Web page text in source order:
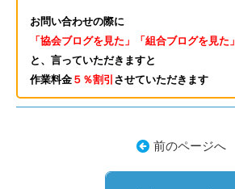
お問い合わせの際に
「協会ブログを見た」「組合ブログを見た」
と、言っていただきますと
作業料金 ５％割引 させていただきます
前のページへ